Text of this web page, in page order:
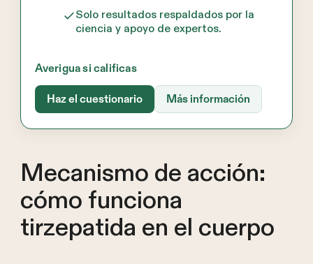
Solo resultados respaldados por la
ciencia y apoyo de expertos.
Averigua si calificas
Haz el cuestionario Más información
Mecanismo de acción:
cómo funciona
tirzepatida en el cuerpo